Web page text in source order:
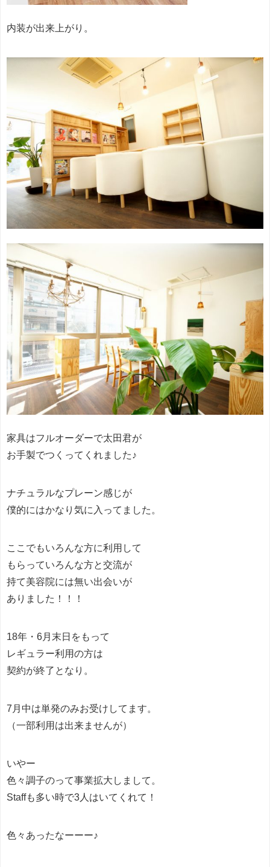
内装が出来上がり。
家具はフルオーダーで太田君が
お手製でつくってくれました♪
ナチュラルなプレーン感じが
僕的にはかなり気に入ってました。
ここでもいろんな方に利用して
もらっていろんな方と交流が
持て美容院には無い出会いが
ありました！！！
18年・6月末日をもって
レギュラー利用の方は
契約が終了となり。
7月中は単発のみお受けしてます。
（一部利用は出来ませんが）
いやー
色々調子のって事業拡大しまして。
Staffも多い時で3人はいてくれて！
色々あったなーーー♪